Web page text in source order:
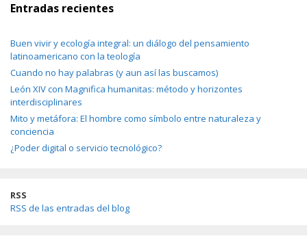
Entradas recientes
Buen vivir y ecología integral: un diálogo del pensamiento
latinoamericano con la teología
Cuando no hay palabras (y aun así las buscamos)
León XIV con Magnifica humanitas: método y horizontes
interdisciplinares
Mito y metáfora: El hombre como símbolo entre naturaleza y
conciencia
¿Poder digital o servicio tecnológico?
RSS
RSS de las entradas del blog